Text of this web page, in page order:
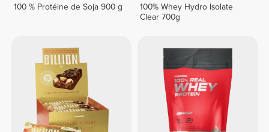
100 % Protéine de Soja 900 g
100% Whey Hydro Isolate
Clear 700g